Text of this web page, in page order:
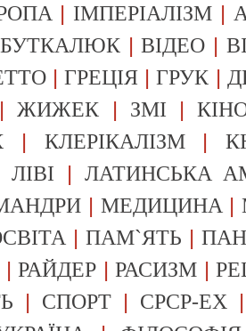
| ІМПЕРІАЛІЗМ |
БУТКАЛЮК|ВІДЕО |
|ГРЕЦІЯ |ГРУК |
ЖИЖЕК | ЗМІ |
| КЛЕРІКАЛІЗМ|
ЛІВІ | ЛАТИНСЬКА
| МЕДИЦИНА |
|ПАМ`ЯТЬ |
|РАЙДЕР |РАСИЗМ |
| СПОРТ | СРСР-EX